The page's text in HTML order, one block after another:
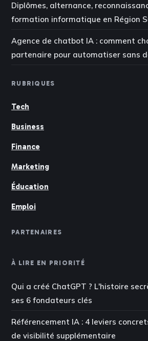
Diplômes, alternance,
formation informatique en Région
Agence de chatbot IA : comment
partenaire pour automatiser sans
RUBRIQUES
Tech
Business
Finance
Marketing
Éducation
Emploi
PARTENAIRES
À LIRE EN PRIORITÉ
Qui a créé ChatGPT ? L'histoire
ses 6 fondateurs clés
Référencement IA : 4 leviers
de visibilité supplémentaire